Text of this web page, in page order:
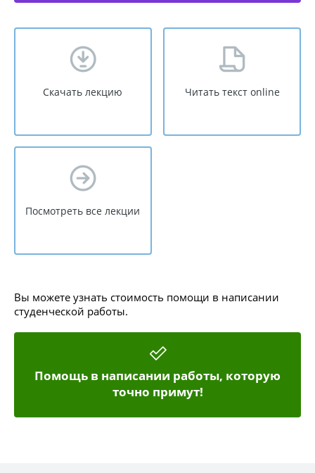
Скачать лекцию Читать текст online
Посмотреть все лекции
Вы можете узнать стоимость помощи в написании
студенческой работы.
Помощь в написании работы, которую
точно примут!